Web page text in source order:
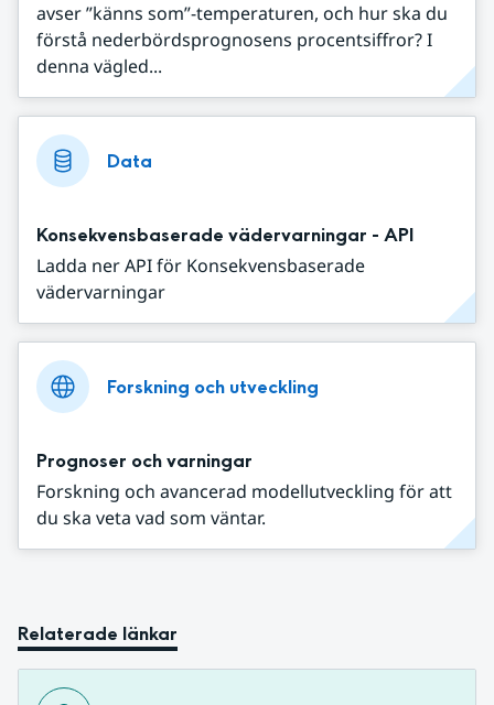
avser ”känns som”-temperaturen, och hur ska du
förstå nederbördsprognosens procentsiffror? I
denna vägled...
Data
Konsekvensbaserade vädervarningar - API
Ladda ner API för Konsekvensbaserade
vädervarningar
Forskning och utveckling
Prognoser och varningar
Forskning och avancerad modellutveckling för att
du ska veta vad som väntar.
Relaterade länkar